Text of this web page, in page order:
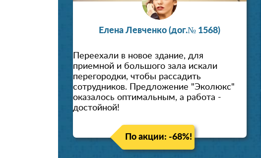
Елена Левченко (дог.№ 1568)
Переехали в новое здание, для
приемной и большого зала искали
перегородки, чтобы рассадить
сотрудников. Предложение "Эколюкс"
оказалось оптимальным, а работа -
достойной!
По акции: -68%!